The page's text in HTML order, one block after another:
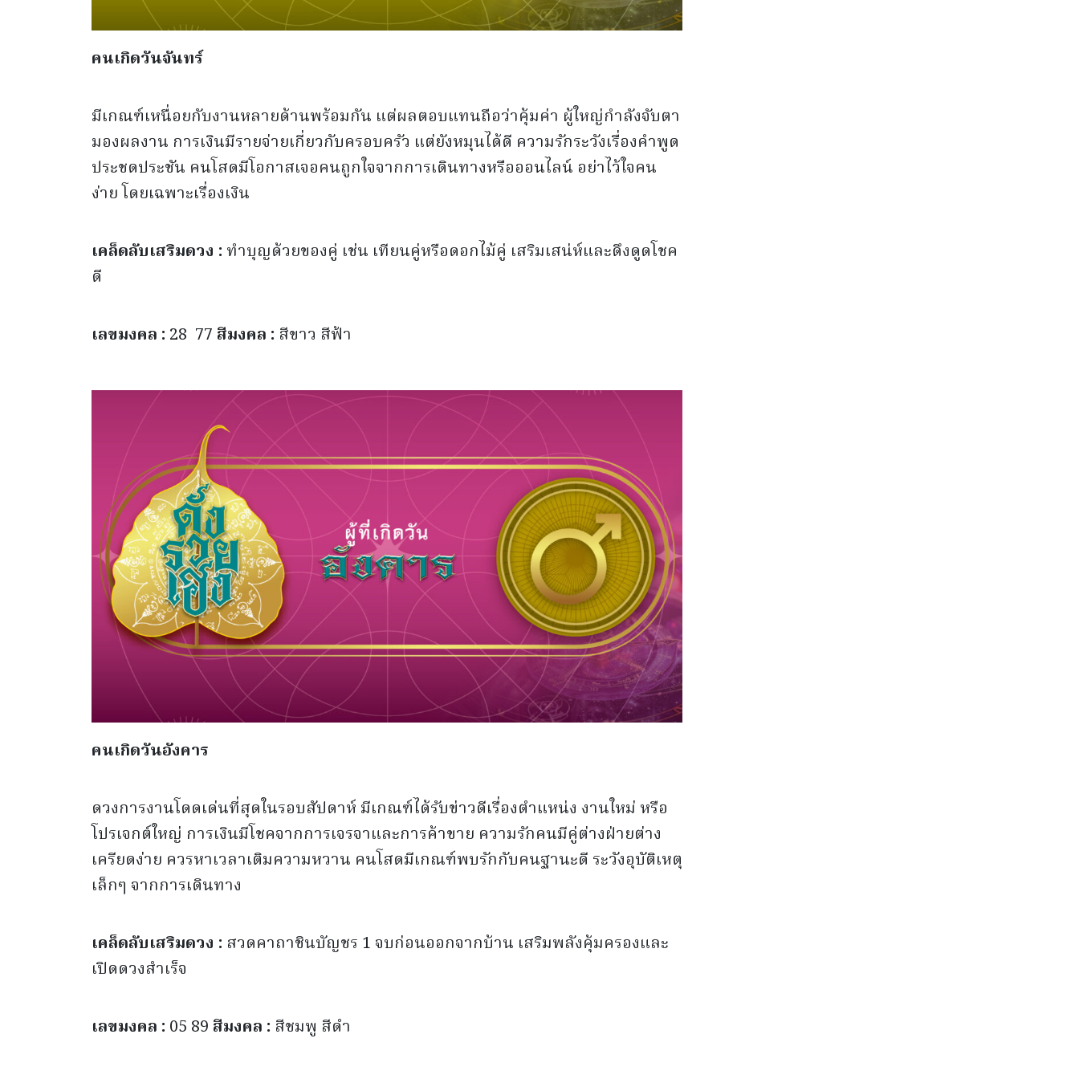
คนเกิดวันจันทร์
มีเกณฑ์เหนื่อยกับงานหลายด้านพร้อมกัน แต่ผลตอบแทนถือว่าคุ้มค่า ผู้ใหญ่กำลังจับตา
มองผลงาน การเงินมีรายจ่ายเกี่ยวกับครอบครัว แต่ยังหมุนได้ดี ความรักระวังเรื่องคำพูด
ประชดประชัน คนโสดมีโอกาสเจอคนถูกใจจากการเดินทางหรือออนไลน์ อย่าไว้ใจคน
ง่าย โดยเฉพาะเรื่องเงิน
เคล็ดลับเสริมดวง : ทำบุญด้วยของคู่ เช่น เทียนคู่หรือดอกไม้คู่ เสริมเสน่ห์และดึงดูดโชค
ดี
เลขมงคล : 28 77 สีมงคล : สีขาว สีฟ้า
คนเกิดวันอังคาร
ดวงการงานโดดเด่นที่สุดในรอบสัปดาห์ มีเกณฑ์ได้รับข่าวดีเรื่องตำแหน่ง งานใหม่ หรือ
โปรเจกต์ใหญ่ การเงินมีโชคจากการเจรจาและการค้าขาย ความรักคนมีคู่ต่างฝ่ายต่าง
เครียดง่าย ควรหาเวลาเติมความหวาน คนโสดมีเกณฑ์พบรักกับคนฐานะดี ระวังอุบัติเหตุ
เล็กๆ จากการเดินทาง
เคล็ดลับเสริมดวง : สวดคาถาชินบัญชร 1 จบก่อนออกจากบ้าน เสริมพลังคุ้มครองและ
เปิดดวงสำเร็จ
เลขมงคล : 05 89 สีมงคล : สีชมพู สีดำ